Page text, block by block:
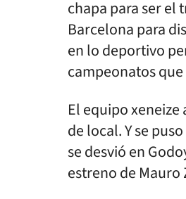
chapa para ser el
Barcelona para
en lo deportivo
campeonatos
El equipo
de local. Y se
se desvió en
estreno de Mauro